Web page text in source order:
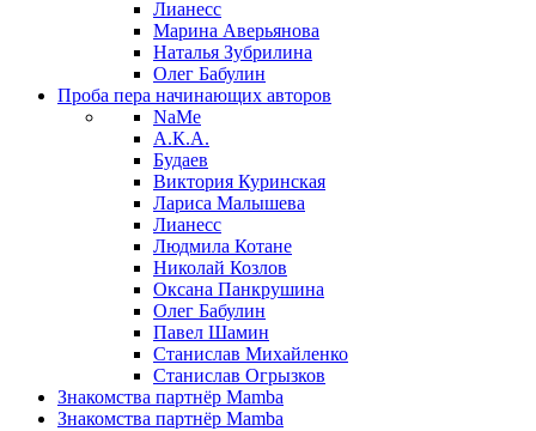
Лианесс
Марина Аверьянова
Наталья Зубрилина
Олег Бабулин
Проба пера начинающих авторов
NaMe
А.К.А.
Будаев
Виктория Куринская
Лариса Малышева
Лианесс
Людмила Котане
Николай Козлов
Оксана Панкрушина
Олег Бабулин
Павел Шамин
Станислав Михайленко
Станислав Огрызков
Знакомства партнёр Mamba
Знакомства партнёр Mamba